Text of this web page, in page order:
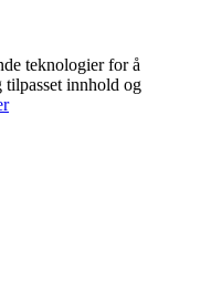
teknologier for å
tilpasset innhold og